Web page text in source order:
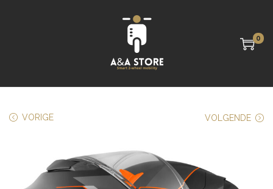
0
VORIGE VOLGENDE